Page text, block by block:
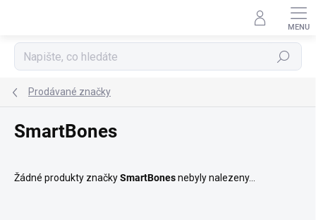
Hledat
Prodávané značky
SmartBones
Žádné produkty značkySmartBonesnebyly nalezeny...